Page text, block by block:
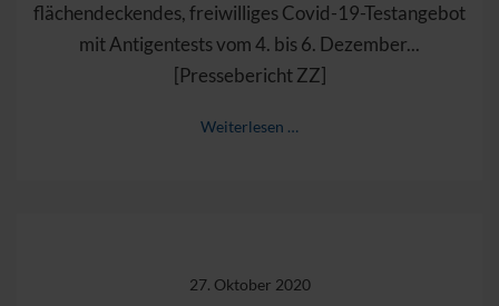
flächendeckendes, freiwilliges Covid-19-Testangebot
mit Antigentests vom 4. bis 6. Dezember...
[Pressebericht ZZ]
Weiterlesen …
27. Oktober 2020